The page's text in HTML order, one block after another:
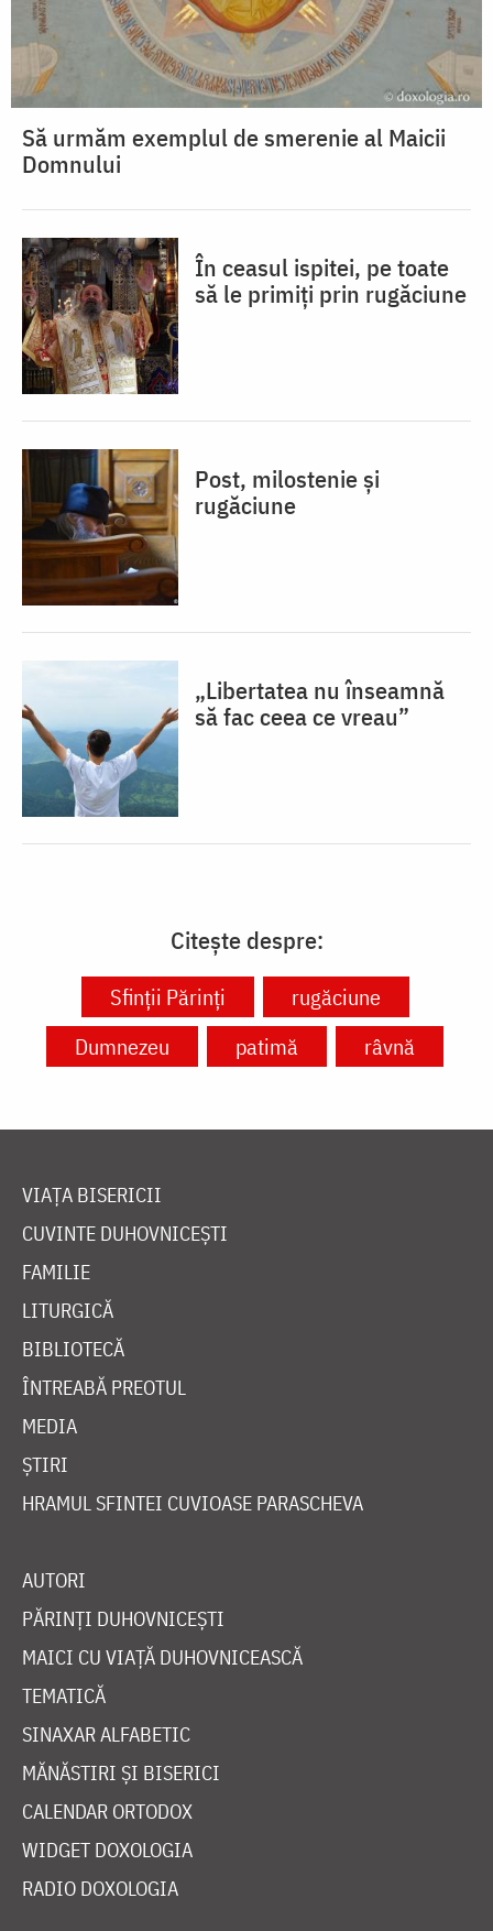
Să urmăm exemplul de smerenie al Maicii
Domnului
În ceasul ispitei, pe toate
să le primiți prin rugăciune
Post, milostenie și
rugăciune
„Libertatea nu înseamnă
să fac ceea ce vreau”
Citește despre:
Sfinții Părinți
rugăciune
Dumnezeu
patimă râvnă
VIAȚA BISERICII
CUVINTE DUHOVNICEȘTI
FAMILIE
LITURGICĂ
BIBLIOTECĂ
ÎNTREABĂ PREOTUL
MEDIA
ȘTIRI
HRAMUL SFINTEI CUVIOASE PARASCHEVA
AUTORI
PĂRINȚI DUHOVNICEȘTI
MAICI CU VIAȚĂ DUHOVNICEASCĂ
TEMATICĂ
SINAXAR ALFABETIC
MĂNĂSTIRI ȘI BISERICI
CALENDAR ORTODOX
WIDGET DOXOLOGIA
RADIO DOXOLOGIA